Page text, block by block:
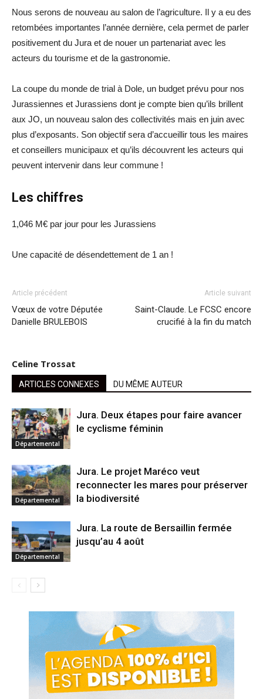
Nous serons de nouveau au salon de l’agriculture. Il y a eu des
retombées importantes l’année dernière, cela permet de parler
positivement du Jura et de nouer un partenariat avec les
acteurs du tourisme et de la gastronomie.
La coupe du monde de trial à Dole, un budget prévu pour nos
Jurassiennes et Jurassiens dont je compte bien qu’ils brillent
aux JO, un nouveau salon des collectivités mais en juin avec
plus d’exposants. Son objectif sera d’accueillir tous les maires
et conseillers municipaux et qu’ils découvrent les acteurs qui
peuvent intervenir dans leur commune !
Les chiffres
1,046 M€ par jour pour les Jurassiens
Une capacité de désendettement de 1 an !
Article précédent
Vœux de votre Députée
Danielle BRULEBOIS
Article suivant
Saint-Claude. Le FCSC encore
crucifié à la fin du match
Celine Trossat
ARTICLES CONNEXES DU MÊME AUTEUR
Départemental
Jura. Deux étapes pour faire avancer
le cyclisme féminin
Départemental
Jura. Le projet Maréco veut
reconnecter les mares pour préserver
la biodiversité
Départemental
Jura. La route de Bersaillin fermée
jusqu’au 4 août